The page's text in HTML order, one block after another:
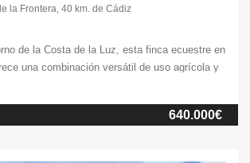
la Frontera, 40 km. de Cádiz
de la Costa de la Luz, esta finca ecuestre en
una combinación versátil de uso agrícola y
una excelente oportunidad para quienes
tranquilo, con buenas conexiones y cerca del
640.000€